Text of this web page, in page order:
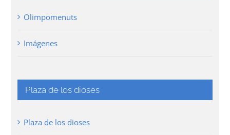
Olimpomenuts
Imágenes
Plaza de los dioses
Plaza de los dioses